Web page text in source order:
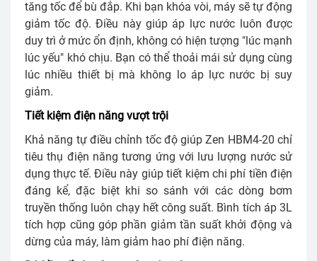
tăng tốc để bù đắp. Khi bạn khóa vòi, máy sẽ tự động
giảm tốc độ. Điều này giúp áp lực nước luôn được
duy trì ở mức ổn định, không có hiện tượng "lúc mạnh
lúc yếu" khó chịu. Bạn có thể thoải mái sử dụng cùng
lúc nhiều thiết bị mà không lo áp lực nước bị suy
giảm.
Tiết kiệm điện năng vượt trội
Khả năng tự điều chỉnh tốc độ giúp Zen HBM4-20 chỉ
tiêu thụ điện năng tương ứng với lưu lượng nước sử
dụng thực tế. Điều này giúp tiết kiệm chi phí tiền điện
đáng kể, đặc biệt khi so sánh với các dòng bơm
truyền thống luôn chạy hết công suất. Bình tích áp 3L
tích hợp cũng góp phần giảm tần suất khởi động và
dừng của máy, làm giảm hao phí điện năng.